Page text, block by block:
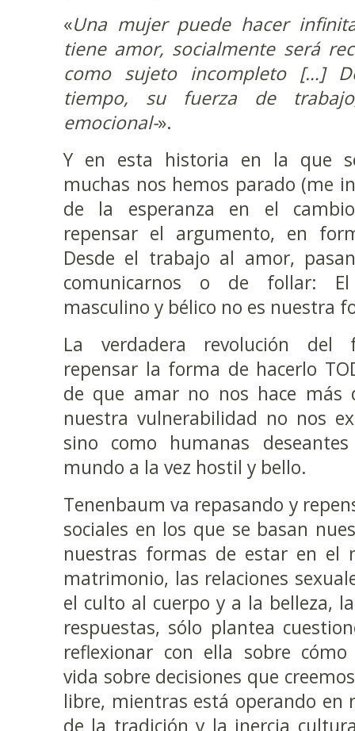
«Una mujer puede hacer
tiene amor, socialmente será
como sujeto incompleto […]
tiempo, su fuerza de
emocional-».
Y en esta historia en la que
muchas nos hemos parado (me
de la esperanza en el
repensar el argumento, en
Desde el trabajo al amor,
comunicarnos o de follar: El
masculino y bélico no es nuestra
La verdadera revolución del
repensar la forma de hacerlo
de que amar no nos hace más
nuestra vulnerabilidad no nos
sino como humanas
mundo a la vez hostil y bello.
Tenenbaum va repasando y
sociales en los que se basan
nuestras formas de estar en el
matrimonio, las relaciones
el culto al cuerpo y a la belleza,
respuestas, sólo plantea
reflexionar con ella sobre
vida sobre decisiones que
libre, mientras está operando en
de la tradición y la inercia